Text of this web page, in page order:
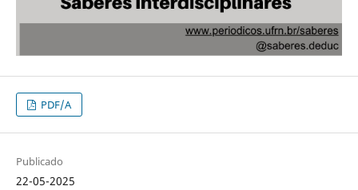
PDF/A
Publicado
22-05-2025